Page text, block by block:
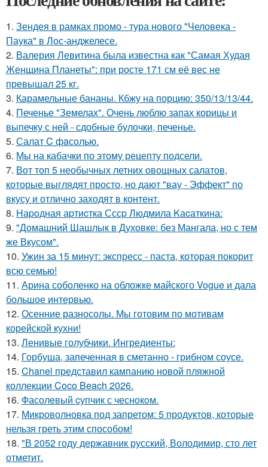
1. Зендея в рамках промо - тура нового "Человека -
Паука" в Лос-анджелесе.
2. Валерия Левитина была известна как "Самая Худая
Женщина Планеты": при росте 171 см её вес не
превышал 25 кг.
3. Карамельные бананы. Кбжу на порцию: 350/13/13/44.
4. Печенье "Земелах". Очень люблю запах корицы и
выпечку с ней - сдобные булочки, печенье.
5. Салат C фaсoлью.
6. Мы на кабачки по этому рецепту подсели.
7. Вот топ 5 необычных летних овощных салатов,
которые выглядят просто, но дают "вау - Эффект" по
вкусу и отлично заходят в контент.
8. Hаpoдная аpтиcтка Сссp Людмила Kаcаткина:
9. "Домашний Шашлык в Духовке: без Мангала, но с тем
же Вкусом".
10. Ужин за 15 минут: экспресс - паста, которая покорит
всю семью!
11. Арина соболенко на обложке майского Vogue и дала
большое интервью.
12. Осенние разносолы. Мы готовим по мотивам
корейской кухни!
13. Ленивые голубчики. Ингредиенты:
14. Горбуша, запеченная в сметанно - грибном соусе.
15. Chanel представил кампанию новой пляжной
коллекции Coco Beach 2026.
16. Фасолeвый cупчик с чеснoкoм.
17. Микроволновка под запретом: 5 продуктов, которые
нельзя греть этим способом!
18. "В 2052 году державник русский, Володимир, сто лет
отметит.